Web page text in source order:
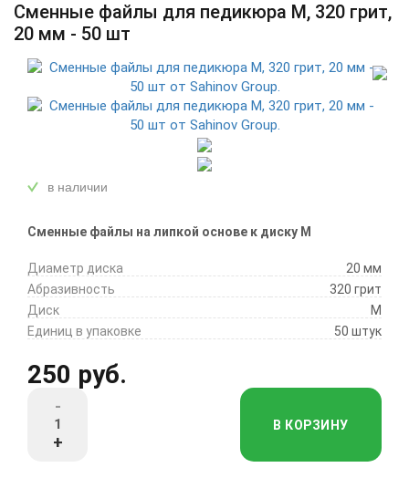
Сменные файлы для педикюра M, 320 грит,
20 мм - 50 шт
в наличии
Сменные файлы на липкой основе к диску M
Диаметр диска
20 мм
Абразивность
320 грит
Диск
M
Единиц в упаковке
50 штук
250 руб.
-
+
В КОРЗИНУ